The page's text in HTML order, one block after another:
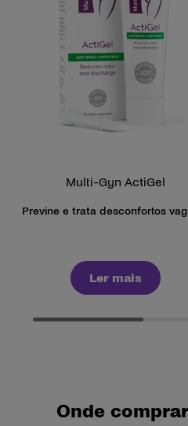
Multi-Gyn ActiGel
Previne e trata desconfortos
Ler mais
Onde